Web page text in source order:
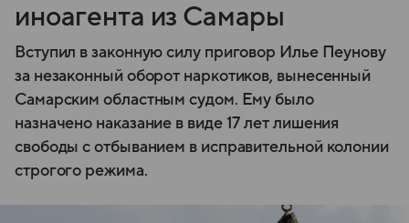
иноагента из Самары
Вступил в законную силу приговор Илье Пеунову
за незаконный оборот наркотиков, вынесенный
Самарским областным судом. Ему было
назначено наказание в виде 17 лет лишения
свободы с отбыванием в исправительной колонии
строгого режима.